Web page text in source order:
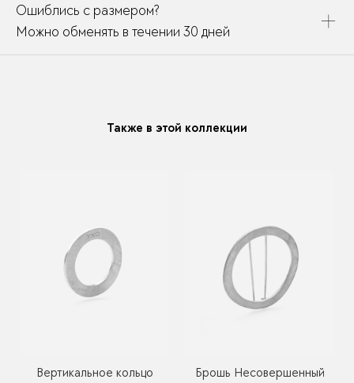
дополнено открыткой, паспортом украшения и
собрано в подарочный пакет
Ошиблись с размером?
Можно обменять в течении 30 дней
Также в этой коллекции
Вертикальное кольцо
Брошь Несовершенный